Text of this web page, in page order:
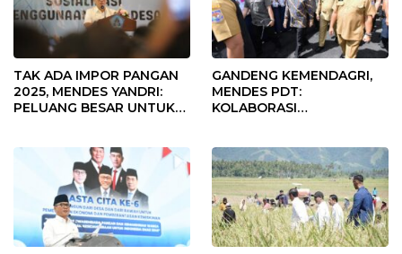
TAK ADA IMPOR PANGAN
2025, MENDES YANDRI:
PELUANG BESAR UNTUK
GANDENG KEMENDAGRI,
MENDES PDT:
KOLABORASI